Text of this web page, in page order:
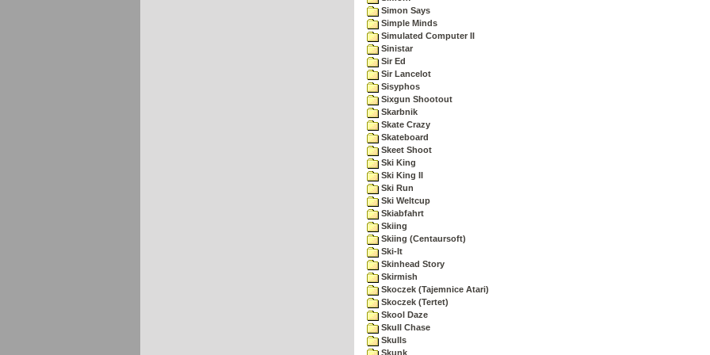
Simon Says
Simple Minds
Simulated Computer II
Sinistar
Sir Ed
Sir Lancelot
Sisyphos
Sixgun Shootout
Skarbnik
Skate Crazy
Skateboard
Skeet Shoot
Ski King
Ski King II
Ski Run
Ski Weltcup
Skiabfahrt
Skiing
Skiing (Centaursoft)
Ski-It
Skinhead Story
Skirmish
Skoczek (Tajemnice Atari)
Skoczek (Tertet)
Skool Daze
Skull Chase
Skulls
Skunk